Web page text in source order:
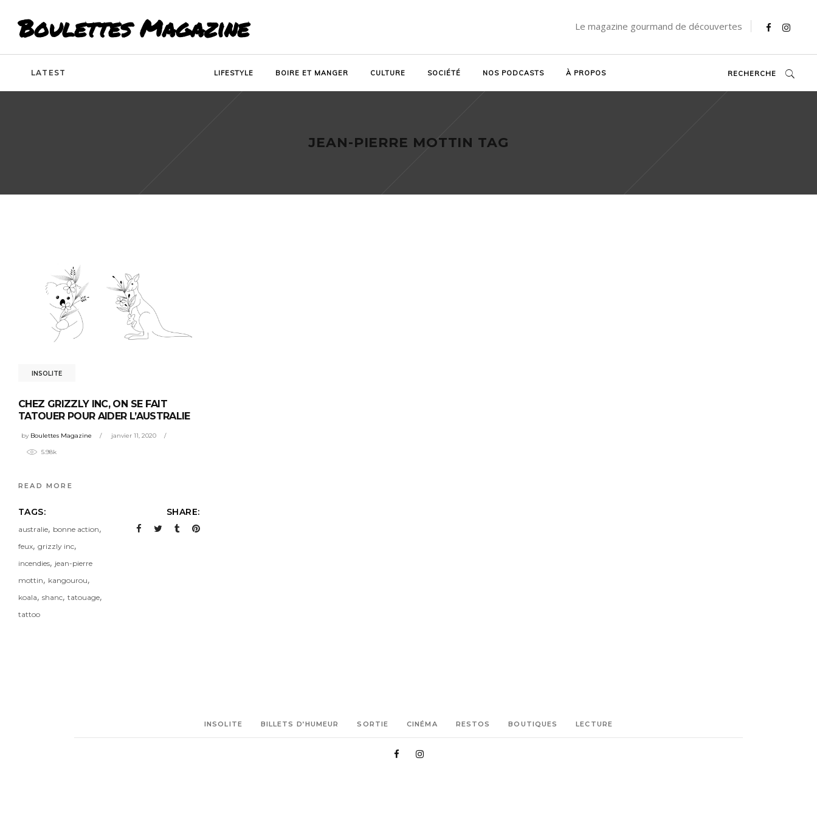
Boulettes Magazine Le magazine gourmand de découvertes
LATEST LIFESTYLE BOIRE ET MANGER CULTURE SOCIÉTÉ NOS PODCASTS À PROPOS RECHERCHE
JEAN-PIERRE MOTTIN TAG
INSOLITE
CHEZ GRIZZLY INC, ON SE FAIT
TATOUER POUR AIDER L’AUSTRALIE
by Boulettes Magazine janvier 11, 2020
5.98k
READ MORE
TAGS:
australie, bonne action,
feux, grizzly inc,
incendies, jean-pierre
mottin, kangourou,
koala, shanc, tatouage,
tattoo
SHARE:
INSOLITE BILLETS D’HUMEUR SORTIE CINÉMA RESTOS BOUTIQUES LECTURE